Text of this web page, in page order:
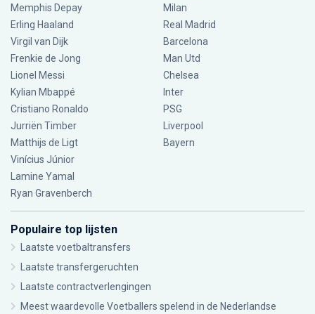
Memphis Depay
Erling Haaland
Virgil van Dijk
Frenkie de Jong
Lionel Messi
Kylian Mbappé
Cristiano Ronaldo
Jurriën Timber
Matthijs de Ligt
Vinícius Júnior
Lamine Yamal
Ryan Gravenberch
Milan
Real Madrid
Barcelona
Man Utd
Chelsea
Inter
PSG
Liverpool
Bayern
Populaire top lijsten
Laatste voetbaltransfers
Laatste transfergeruchten
Laatste contractverlengingen
Meest waardevolle Voetballers spelend in de Nederlandse